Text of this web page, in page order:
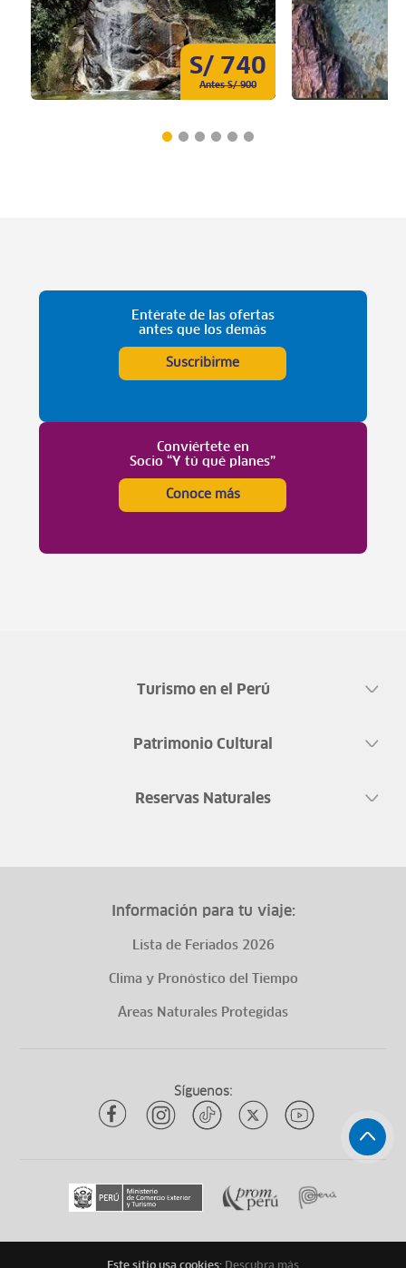
S/ 740
Antes S/ 900
Entérate de las ofertas
antes que los demás
Suscribirme
Conviértete en
Socio “Y tú qué planes”
Conoce más
Turismo en el Perú
Patrimonio Cultural
Reservas Naturales
Información para tu viaje:
Lista de Feriados 2026
Clima y Pronóstico del Tiempo
Áreas Naturales Protegidas
Síguenos: